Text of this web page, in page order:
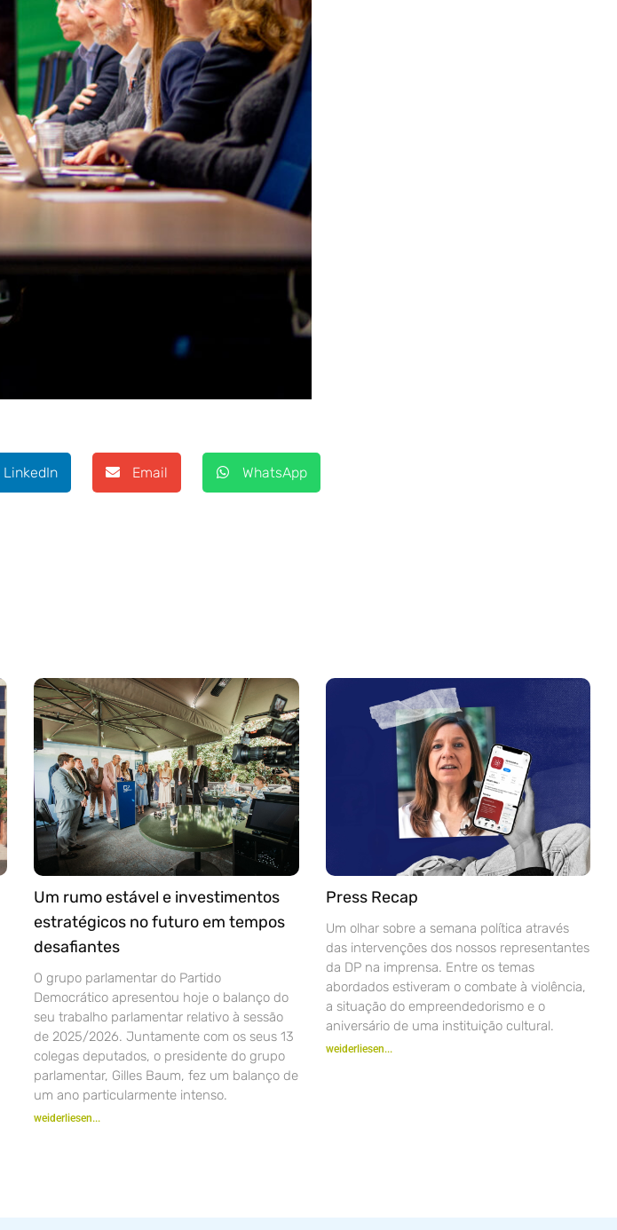
LinkedIn Email WhatsApp
Um rumo estável e investimentos
estratégicos no futuro em tempos
desafiantes
O grupo parlamentar do Partido
Democrático apresentou hoje o balanço do
seu trabalho parlamentar relativo à sessão
de 2025/2026. Juntamente com os seus 13
colegas deputados, o presidente do grupo
parlamentar, Gilles Baum, fez um balanço de
um ano particularmente intenso.
weiderliesen...
Press Recap
Um olhar sobre a semana política através
das intervenções dos nossos representantes
da DP na imprensa. Entre os temas
abordados estiveram o combate à violência,
a situação do empreendedorismo e o
aniversário de uma instituição cultural.
weiderliesen...